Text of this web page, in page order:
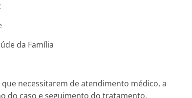
da Família
necessitarem de atendimento médico, a
do caso e seguimento do tratamento.